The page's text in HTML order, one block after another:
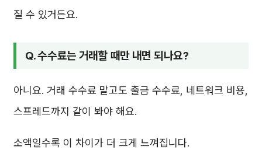
질 수 있거든요.
Q. 수수료는 거래할 때만 내면 되나요?
아니요. 거래 수수료 말고도 출금 수수료, 네트워크 비용,
스프레드까지 같이 봐야 해요.
소액일수록 이 차이가 더 크게 느껴집니다.